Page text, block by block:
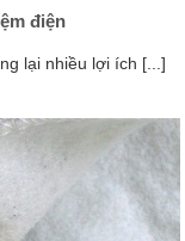
điện
lại nhiều lợi ích [...]